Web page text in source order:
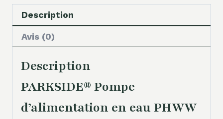
Description
Avis (0)
Description
PARKSIDE® Pompe
d’alimentation en eau PHWW